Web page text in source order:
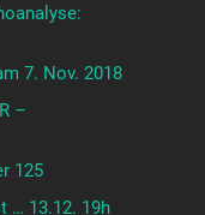
7. Nov. 2018
–
125
… 13.12. 19h